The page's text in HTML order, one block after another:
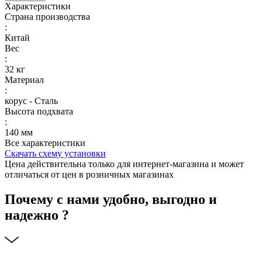
Характеристики
Страна производства
:
Китай
Вес
:
32 кг
Материал
:
корус - Сталь
Высота подхвата
:
140 мм
Все характеристики
Скачать схему установки
Цена действительна только для интернет-магазина и может
отличаться от цен в розничных магазинах
Почему с нами удобно, выгодно и
надежно ?